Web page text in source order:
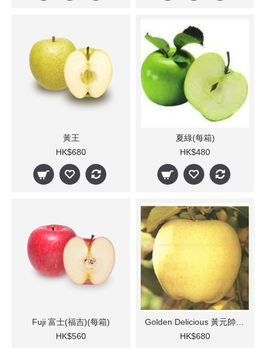
黃王
HK$680
夏綠(每箱)
HK$480
Fuji 富士(福吉)(每箱)
HK$560
HK$680